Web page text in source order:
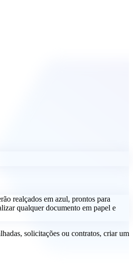
realçados em azul, prontos para
qualquer documento em papel e
solicitações ou contratos, criar um